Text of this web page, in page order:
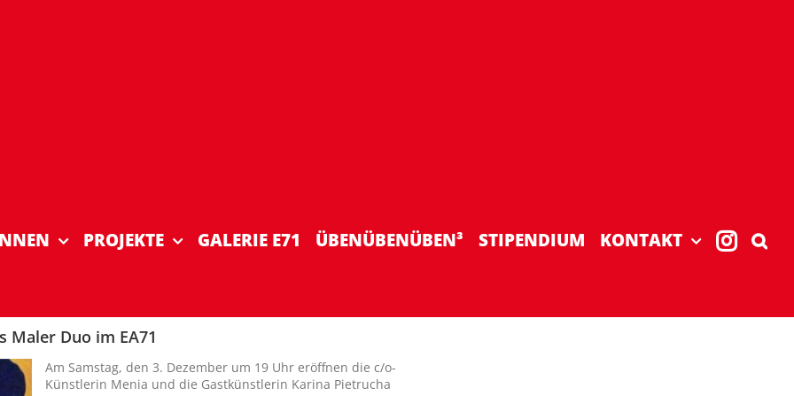
PROJEKTE GALERIE E71 ÜBENÜBENÜBEN³ STIPENDIUM KONTAKT
Maler Duo im EA71
Am Samstag, den 3. Dezember um 19 Uhr eröffnen die c/o-
Künstlerin Menia und die Gastkünstlerin Karina Pietrucha